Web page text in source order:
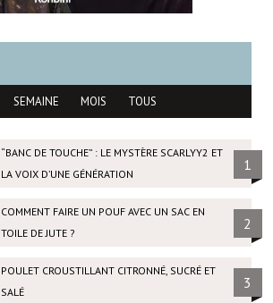
SEMAINE MOIS TOUS
“BANC DE TOUCHE” : LE MYSTÈRE SCARLYY2 ET
LA VOIX D’UNE GÉNÉRATION
1
COMMENT FAIRE UN POUF AVEC UN SAC EN
TOILE DE JUTE ?
2
POULET CROUSTILLANT CITRONNÉ, SUCRÉ ET
SALÉ
3